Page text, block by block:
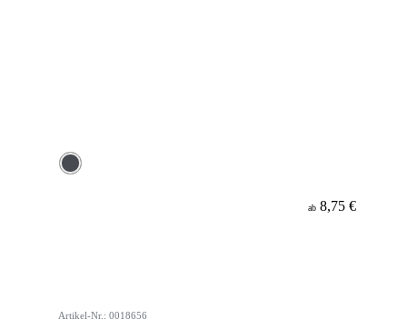
ab 8,75 €
Artikel-Nr.: 0018656